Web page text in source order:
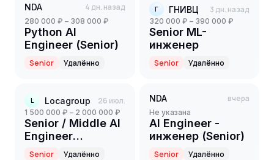
NDA 4 дн. назад
280 000 ₽ – 308 000 ₽
Python AI
Engineer (Senior)
Senior Удалённо
Г ГНИВЦ 3 дн. назад
320 000 ₽ – 390 000 ₽
Senior ML-
инженер
Senior Удалённо
L Locagroup 26 июл.
1 500 000 ₽ – 2 000 000 ₽
Senior / Middle AI
Engineer
(Computer Vision)
Senior Удалённо
NDA вчера
Не указана
AI Engineer -
инженер (Senior)
Senior Удалённо